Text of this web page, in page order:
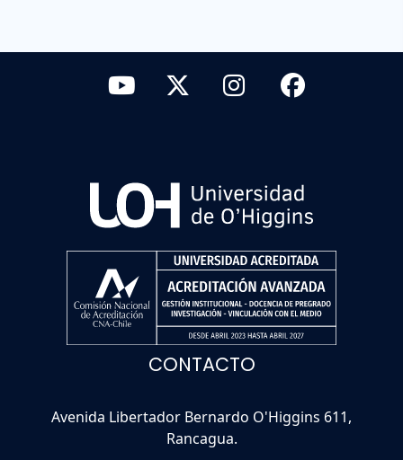
CONTACTO
Avenida Libertador Bernardo O'Higgins 611,
Rancagua.